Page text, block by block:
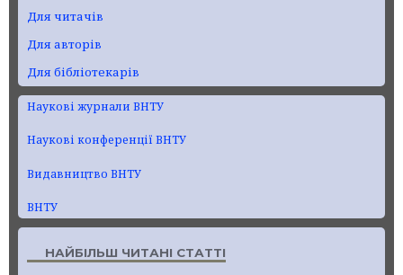
Для читачів
Для авторів
Для бібліотекарів
Наукові журнали ВНТУ
Наукові конференції ВНТУ
Видавництво ВНТУ
ВНТУ
НАЙБІЛЬШ ЧИТАНІ СТАТТІ